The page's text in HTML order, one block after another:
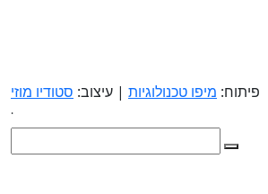
פיתוח: מיפו טכנולוגיות | עיצוב: סטודיו מוזי
.